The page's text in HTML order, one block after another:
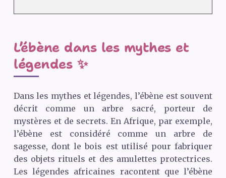
L’ébène dans les mythes et
légendes ✨
Dans les mythes et légendes, l’ébène est souvent
décrit comme un arbre sacré, porteur de
mystères et de secrets. En Afrique, par exemple,
l’ébène est considéré comme un arbre de
sagesse, dont le bois est utilisé pour fabriquer
des objets rituels et des amulettes protectrices.
Les légendes africaines racontent que l’ébène